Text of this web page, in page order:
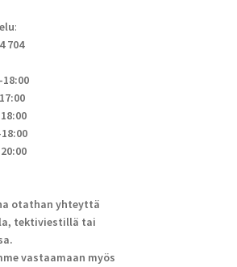
:
704
18:00
otathan yhteyttä
tektiviestillä tai
vastaamaan myös